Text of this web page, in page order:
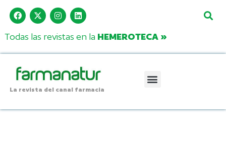
Todas las revistas en la HEMEROTECA »
La revista del canal farmacia